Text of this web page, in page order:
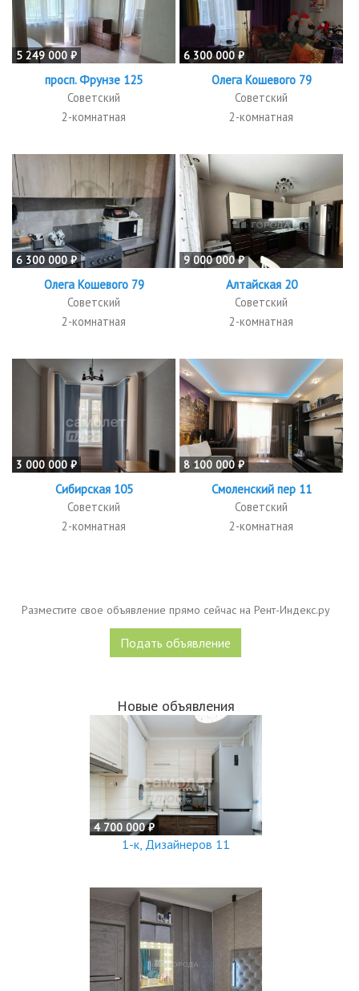
5 249 000 ₽
просп. Фрунзе 125
Советский
2-комнатная
6 300 000 ₽
Олега Кошевого 79
Советский
2-комнатная
6 300 000 ₽
Олега Кошевого 79
Советский
2-комнатная
9 000 000 ₽
Алтайская 20
Советский
2-комнатная
3 000 000 ₽
Сибирская 105
Советский
2-комнатная
8 100 000 ₽
Смоленский пер 11
Советский
2-комнатная
Разместите свое объявление прямо сейчас на Рент-Индекс.ру
Подать объявление
Новые объявления
4 700 000 ₽
1-к, Дизайнеров 11